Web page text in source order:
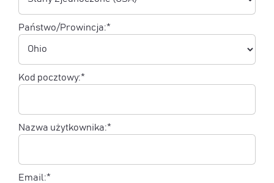
Państwo/Prowincja:*
Kod pocztowy:*
Nazwa użytkownika:*
Email:*